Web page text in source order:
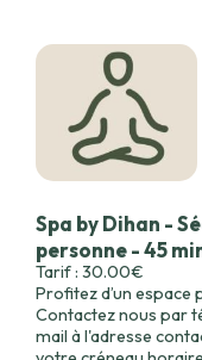
Spa by Dihan -
personne - 45
Tarif : 30.00€
Profitez d’un espace
Contactez nous par
mail à l'adresse